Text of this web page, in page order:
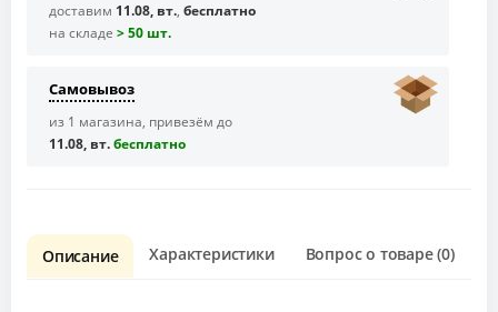
доставим 11.08, вт., бесплатно
на складе > 50 шт.
Самовывоз
из 1 магазина, привезём до
11.08, вт.бесплaтно
Описание Характеристики Вопрос о товаре (0)